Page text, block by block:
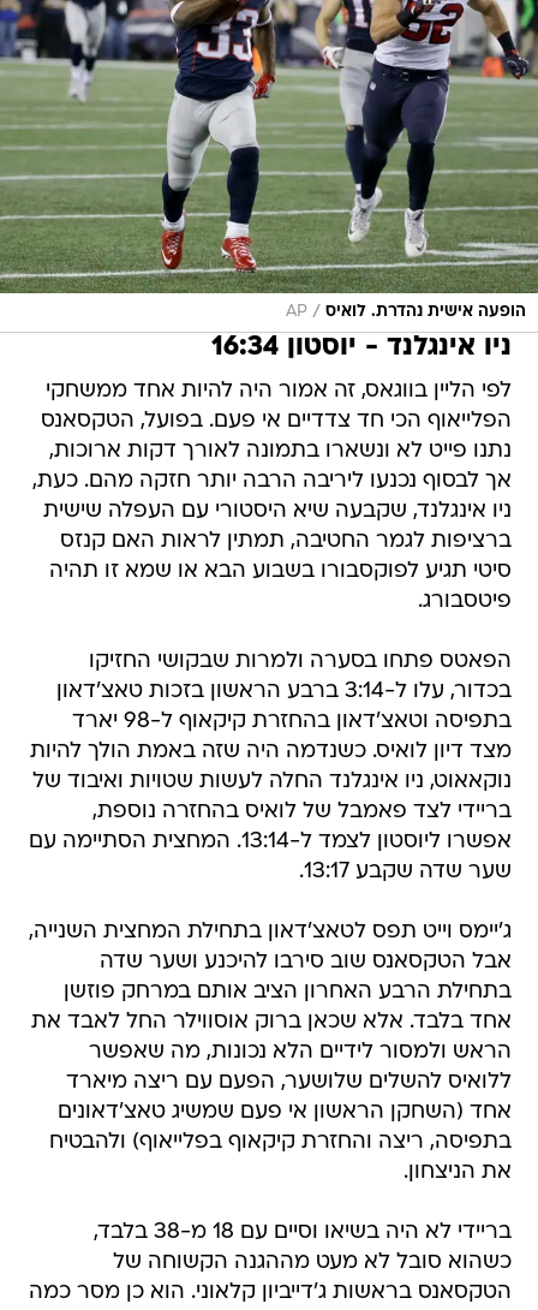
הופעה אישית נהדרת. לואיס /
AP
ניו אינגלנד - יוסטון 16:34
לפי הליין בווגאס, זה אמור היה להיות אחד ממשחקי
הפלייאוף הכי חד צדדיים אי פעם. בפועל, הטקסאנס
נתנו פייט לא ונשארו בתמונה לאורך דקות ארוכות,
אך לבסוף נכנעו ליריבה הרבה יותר חזקה מהם. כעת,
ניו אינגלנד, שקבעה שיא היסטורי עם העפלה שישית
ברציפות לגמר החטיבה, תמתין לראות האם קנזס
סיטי תגיע לפוקסבורו בשבוע הבא או שמא זו תהיה
פיטסבורג.
הפאטס פתחו בסערה ולמרות שבקושי החזיקו
בכדור, עלו ל-3:14 ברבע הראשון בזכות טאצ'דאון
בתפיסה וטאצ'דאון בהחזרת קיקאוף ל-98 יארד
מצד דיון לואיס. כשנדמה היה שזה באמת הולך להיות
נוקאאוט, ניו אינגלנד החלה לעשות שטויות ואיבוד של
בריידי לצד פאמבל של לואיס בהחזרה נוספת,
אפשרו ליוסטון לצמד ל-13:14. המחצית הסתיימה עם
שער שדה שקבע 13:17.
ג'יימס וייט תפס לטאצ'דאון בתחילת המחצית השנייה,
אבל הטקסאנס שוב סירבו להיכנע ושער שדה
בתחילת הרבע האחרון הציב אותם במרחק פוזשן
אחד בלבד. אלא שכאן ברוק אוסווילר החל לאבד את
הראש ולמסור לידיים הלא נכונות, מה שאפשר
ללואיס להשלים שלושער, הפעם עם ריצה מיארד
אחד (השחקן הראשון אי פעם שמשיג טאצ'דאונים
בתפיסה, ריצה והחזרת קיקאוף בפלייאוף) ולהבטיח
את הניצחון.
בריידי לא היה בשיאו וסיים עם 18 מ-38 בלבד,
כשהוא סובל לא מעט מההגנה הקשוחה של
הטקסאנס בראשות ג'דייביון קלאוני. הוא כן מסר כמה